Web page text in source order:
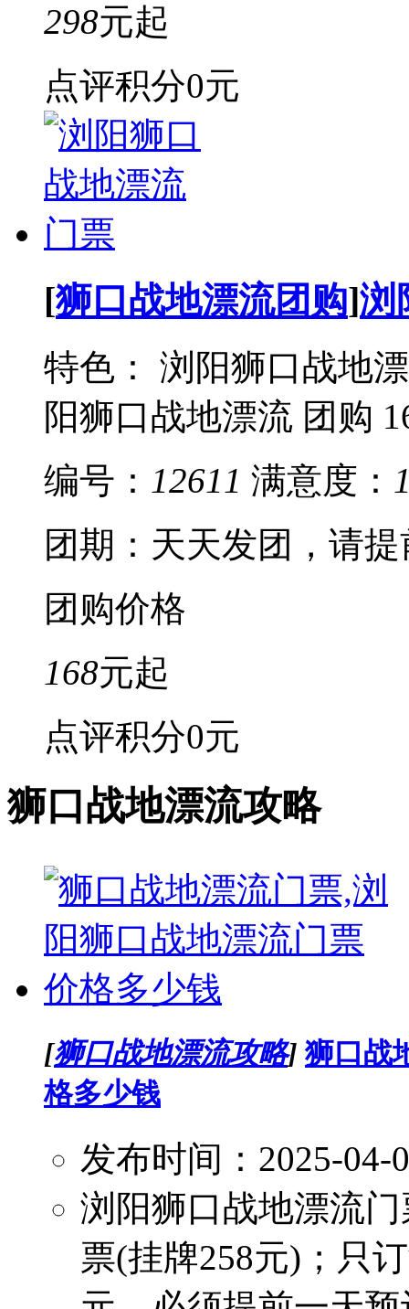
298元起
点评积分0元
[狮口战地漂流团购]浏
特色： 浏阳狮口战地
阳狮口战地漂流 团购
编号： 12611 满意度：
团期：天天发团，请
团购价格
168元起
点评积分0元
狮口战地漂流攻略
[狮口战地漂流攻略] 狮口战
格多少钱
发布时间：2025-04-
浏阳狮口战地漂流
票(挂牌258元)；只